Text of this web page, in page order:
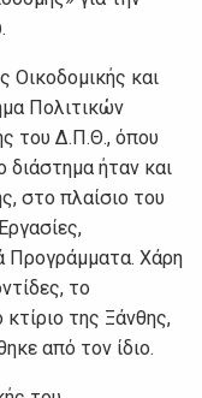
Οικοδομικής και
Πολιτικών
του Δ.Π.Θ., όπου
διάστημα ήταν και
στο πλαίσιο του
Προγράμματα. Χάρη
το
της Ξάνθης,
από τον ίδιο.